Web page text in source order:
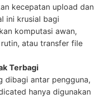
kecepatan upload dan
ini krusial bagi
komputasi awan,
atau transfer file
Terbagi
dibagi antar pengguna,
hanya digunakan